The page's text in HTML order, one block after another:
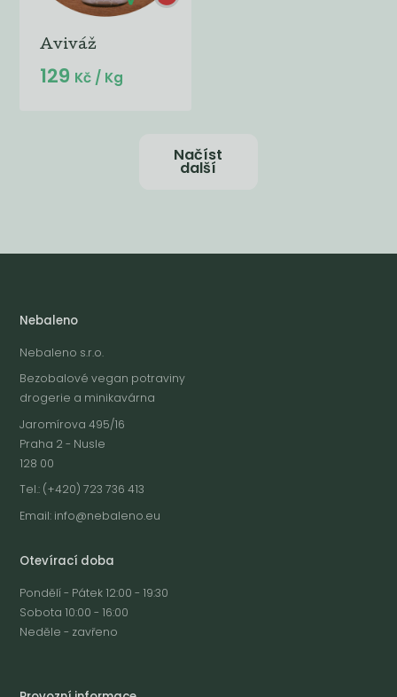
Aviváž
129 Kč / Kg
Načíst
další
Nebaleno
Nebaleno s.r.o.
Bezobalové vegan potraviny
drogerie a minikavárna
Jaromírova 495/16
Praha 2 - Nusle
128 00
Tel.: (+420) 723 736 413
Email: info@nebaleno.eu
Otevírací doba
Pondělí - Pátek 12:00 - 19:30
Sobota 10:00 - 16:00
Neděle - zavřeno